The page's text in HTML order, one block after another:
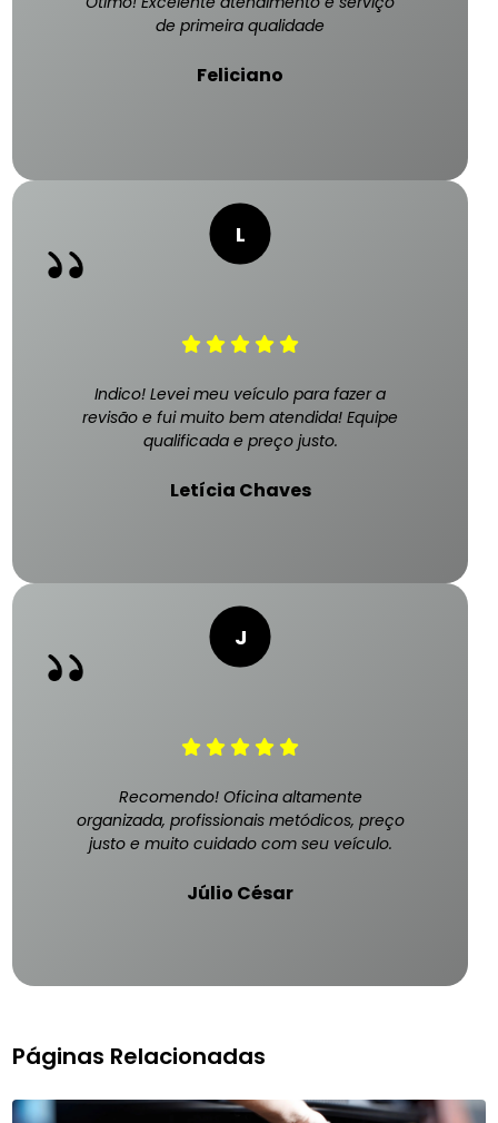
de primeira qualidade
Feliciano
Indico! Levei meu veículo para fazer a
revisão e fui muito bem atendida! Equipe
qualificada e preço justo.
Letícia Chaves
Recomendo! Oficina altamente
organizada, profissionais metódicos, preço
justo e muito cuidado com seu veículo.
Júlio César
Páginas Relacionadas